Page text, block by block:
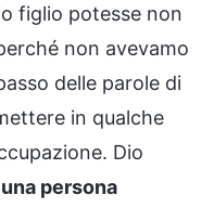
figlio potesse non
non avevamo
delle parole di
in qualche
Dio
persona